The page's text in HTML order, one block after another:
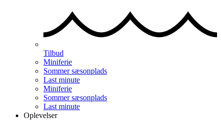
Tilbud
Miniferie
Sommer sæsonplads
Last minute
Miniferie
Sommer sæsonplads
Last minute
Oplevelser